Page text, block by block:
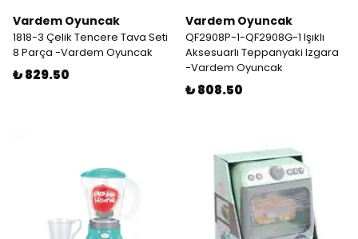
Vardem Oyuncak
1818-3 Çelik Tencere Tava Seti
8 Parça -Vardem Oyuncak
₺ 829.50
Vardem Oyuncak
QF2908P-1-QF2908G-1 Işıklı
Aksesuarlı Teppanyaki Izgara
-Vardem Oyuncak
₺ 808.50